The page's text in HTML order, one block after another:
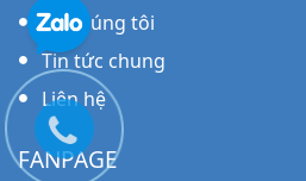
Về chúng tôi
Tin tức chung
Liên hệ
FANPAGE